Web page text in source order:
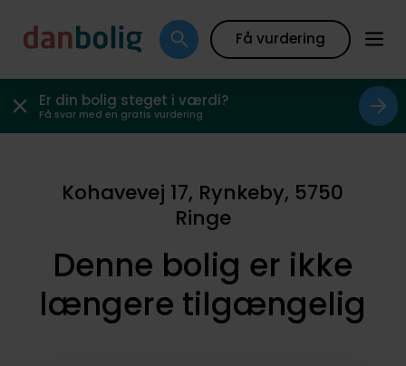
Få vurdering
Er din bolig steget i værdi?
Få svar med en gratis vurdering
Kohavevej 17, Rynkeby, 5750
Ringe
Denne bolig er ikke
længere tilgængelig